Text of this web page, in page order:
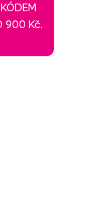
900 Kč.